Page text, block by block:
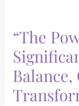
Ways
to
Create
a
Relaxing
“The